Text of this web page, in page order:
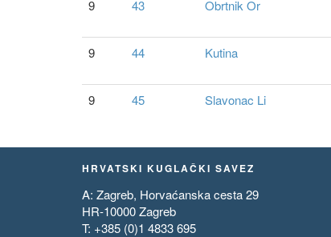
9 43 Obrtnik Or
9 44 Kutina
9 45 Slavonac Li
HRVATSKI KUGLAČKI SAVEZ
A: Zagreb, Horvaćanska cesta 29
HR-10000 Zagreb
T: +385 (0)1 4833 695